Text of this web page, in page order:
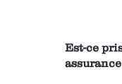
Est-ce